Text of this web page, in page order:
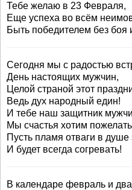
Тебе желаю в 23 Февраля,
Еще успеха во всём
Быть победителем без боя
Сегодня мы с радостью
День настоящих мужчин,
Целой страной этот
Ведь дух народный един!
И тебе наш защитник
Мы счастья хотим
Пусть пламя отваги в душе
И будет всегда согревать!
В календаре февраль и